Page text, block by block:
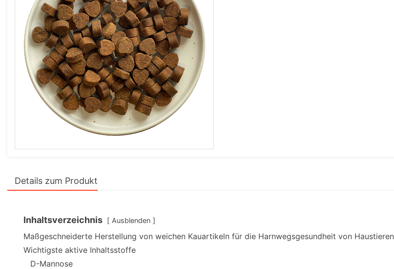
Details zum Produkt
Inhaltsverzeichnis Ausblenden
Maßgeschneiderte Herstellung von weichen Kauartikeln für die Harnwegsgesundheit von Haustieren
Wichtigste aktive Inhaltsstoffe
D-Mannose